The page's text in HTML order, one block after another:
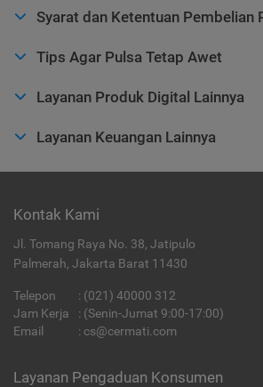
Syarat dan Ketentuan Pembelian
Tips Agar Pulsa Tetap Awet
Layanan Produk Digital Lainnya
Layanan Keuangan Lainnya
Kontak Kami
Jl. Tomang Raya No. 38, Jatipulo
Palmerah, Jakarta Barat 11430
Telepon : (021) 40000 312
Jam Kerja
: (Senin-Jumat 9:00-17:00)
Email
: cs@cermati.com
Layanan Pengaduan Konsumen